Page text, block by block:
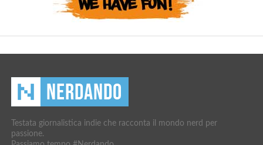
Testata giornalistica indie che racconta il mondo nerd per
passione.